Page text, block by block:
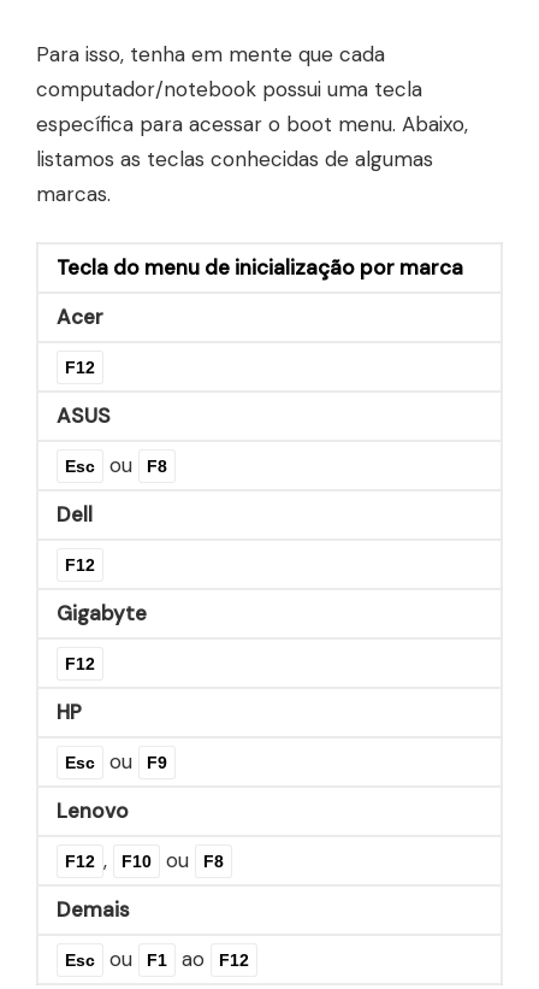
Para isso, tenha em mente que cada
computador/notebook possui uma tecla
específica para acessar o boot menu. Abaixo,
listamos as teclas conhecidas de algumas
marcas.
Tecla do menu de inicialização por marca
Acer
F12
ASUS
Esc ou F8
Dell
F12
Gigabyte
F12
HP
Esc ou F9
Lenovo
F12 , F10 ou F8
Demais
Esc ou F1 ao F12